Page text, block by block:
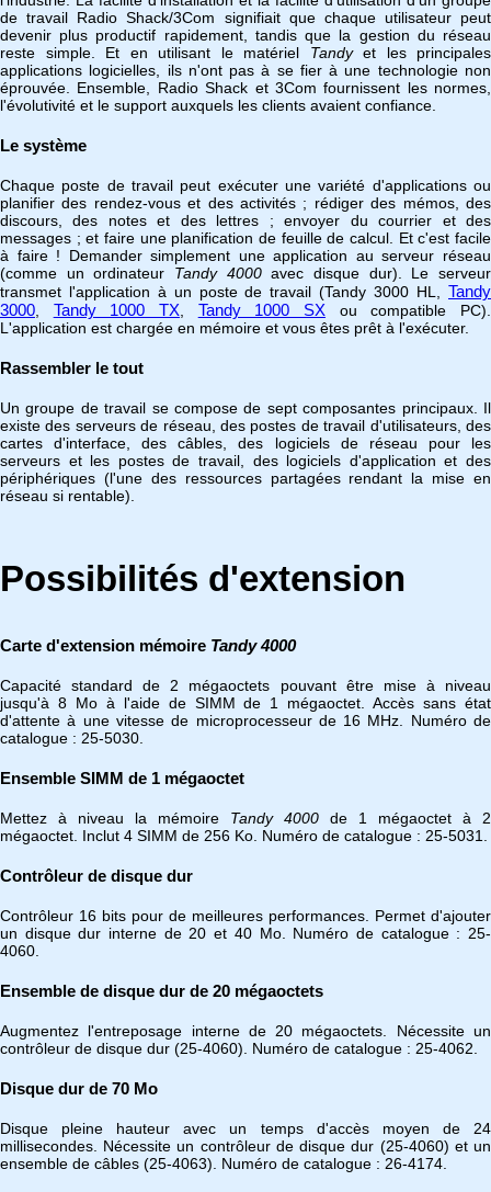
de travail Radio Shack/3Com signifiait que chaque utilisateur peut
devenir plus productif rapidement, tandis que la gestion du réseau
reste simple. Et en utilisant le matériel Tandyet les principales
applications logicielles, ils n'ont pas à se fier à une technologie non
éprouvée. Ensemble, Radio Shack et 3Com fournissent les normes,
l'évolutivité et le support auxquels les clients avaient confiance.
Le système
Chaque poste de travail peut exécuter une variété d'applications ou
planifier des rendez-vous et des activités ; rédiger des mémos, des
discours, des notes et des lettres ; envoyer du courrier et des
messages ; et faire une planification de feuille de calcul. Et c'est facile
à faire ! Demander simplement une application au serveur réseau
(comme un ordinateur Tandy 4000avec disque dur). Le serveur
transmet l'application à un poste de travail (Tandy 3000 HL, Tandy
3000, Tandy 1000 TX, Tandy 1000 SX ou compatible PC).
L'application est chargée en mémoire et vous êtes prêt à l'exécuter.
Rassembler le tout
Un groupe de travail se compose de sept composantes principaux. Il
existe des serveurs de réseau, des postes de travail d'utilisateurs, des
cartes d'interface, des câbles, des logiciels de réseau pour les
serveurs et les postes de travail, des logiciels d'application et des
périphériques (l'une des ressources partagées rendant la mise en
réseau si rentable).
Possibilités d'extension
Carte d'extension mémoire Tandy 4000
Capacité standard de 2 mégaoctets pouvant être mise à niveau
jusqu'à 8 Mo à l'aide de SIMM de 1 mégaoctet. Accès sans état
d'attente à une vitesse de microprocesseur de 16 MHz. Numéro de
catalogue : 25-5030.
Ensemble SIMM de 1 mégaoctet
Mettez à niveau la mémoire Tandy 4000 de 1 mégaoctet à 2
mégaoctet. Inclut 4 SIMM de 256 Ko. Numéro de catalogue : 25-5031.
Contrôleur de disque dur
Contrôleur 16 bits pour de meilleures performances. Permet d'ajouter
un disque dur interne de 20 et 40 Mo. Numéro de catalogue : 25-
4060.
Ensemble de disque dur de 20 mégaoctets
Augmentez l'entreposage interne de 20 mégaoctets. Nécessite un
contrôleur de disque dur (25-4060). Numéro de catalogue : 25-4062.
Disque dur de 70 Mo
Disque pleine hauteur avec un temps d'accès moyen de 24
millisecondes. Nécessite un contrôleur de disque dur (25-4060) et un
ensemble de câbles (25-4063). Numéro de catalogue : 26-4174.